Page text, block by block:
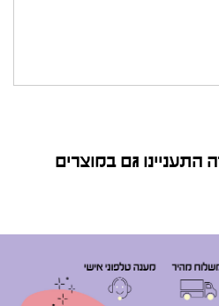
התעניינו גם במוצרים